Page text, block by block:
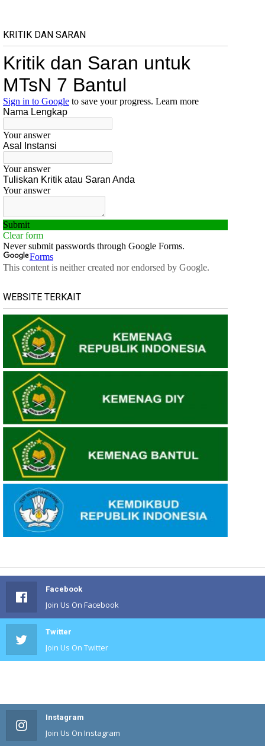
KRITIK DAN SARAN
WEBSITE TERKAIT
Facebook
Join Us On Facebook
Twitter
Join Us On Twitter
Instagram
Join Us On Instagram